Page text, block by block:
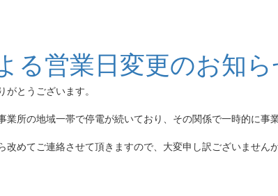
る営業日変更のお知
とうございます。
所の地域一帯で停電が続いており、その関係で一時的に事
改めてご連絡させて頂きますので、大変申し訳ございません